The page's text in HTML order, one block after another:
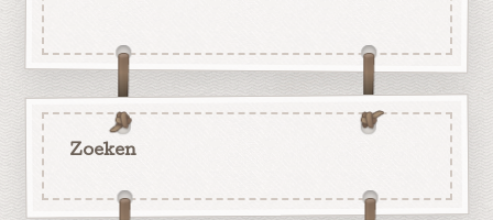
Zoeken